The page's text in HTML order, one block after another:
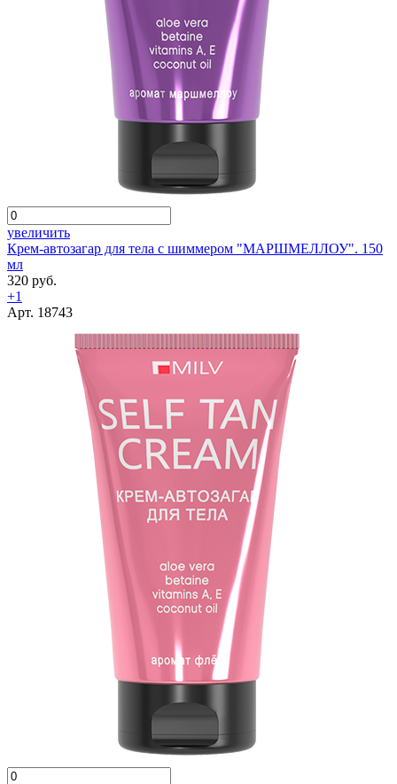
увеличить
Крем-автозагар для тела с шиммером "МАРШМЕЛЛОУ". 150
мл
320 руб.
+1
Арт. 18743